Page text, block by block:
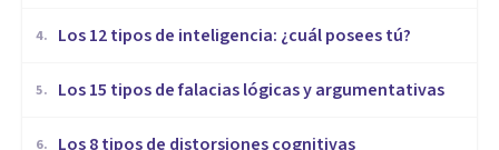
4. Los 12 tipos de inteligencia: ¿cuál posees tú?
5. Los 15 tipos de falacias lógicas y argumentativas
6. Los 8 tipos de distorsiones cognitivas